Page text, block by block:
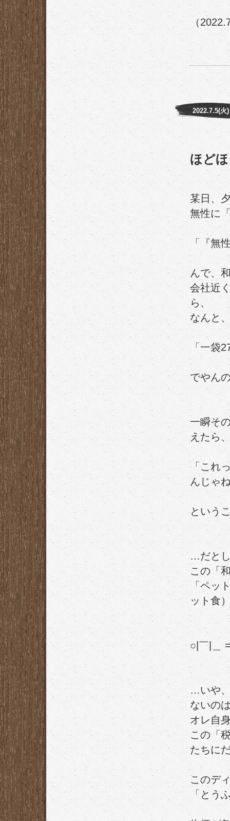
（
2022.7.5(火)
ほど
某日、
無性に
「『無
んで、
会社近
ら、
なんと
「一袋
でやん
一瞬そ
えたら
「これ
んじゃ
という
…だと
この「
「ペッ
ット食
○|￣|
…いや
ないの
オレ自
この「
たちに
このデ
「とう